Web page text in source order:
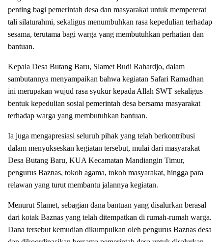
penting bagi pemerintah desa dan masyarakat untuk mempererat
tali silaturahmi, sekaligus menumbuhkan rasa kepedulian terhadap
sesama, terutama bagi warga yang membutuhkan perhatian dan
bantuan.
Kepala Desa Butang Baru, Slamet Budi Rahardjo, dalam
sambutannya menyampaikan bahwa kegiatan Safari Ramadhan
ini merupakan wujud rasa syukur kepada Allah SWT sekaligus
bentuk kepedulian sosial pemerintah desa bersama masyarakat
terhadap warga yang membutuhkan bantuan.
Ia juga mengapresiasi seluruh pihak yang telah berkontribusi
dalam menyukseskan kegiatan tersebut, mulai dari masyarakat
Desa Butang Baru, KUA Kecamatan Mandiangin Timur,
pengurus Baznas, tokoh agama, tokoh masyarakat, hingga para
relawan yang turut membantu jalannya kegiatan.
Menurut Slamet, sebagian dana bantuan yang disalurkan berasal
dari kotak Baznas yang telah ditempatkan di rumah-rumah warga.
Dana tersebut kemudian dikumpulkan oleh pengurus Baznas desa